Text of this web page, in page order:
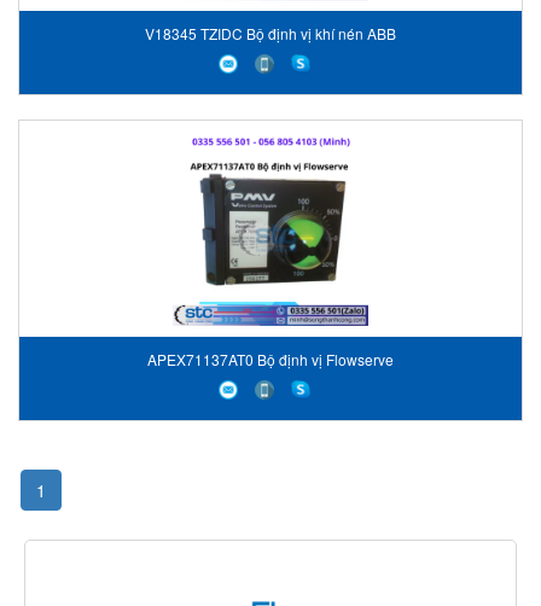
V18345 TZIDC Bộ định vị khí nén ABB
APEX71137AT0 Bộ định vị Flowserve
1